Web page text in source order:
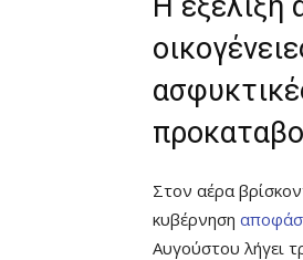
Στον αέρα
κυβέρνηση
Αυγούστου λήγει